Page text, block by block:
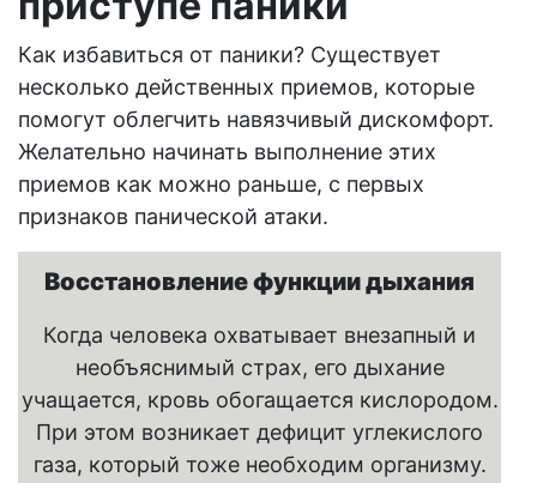
Как избавиться от паники? Существует
несколько действенных приемов, которые
помогут облегчить навязчивый дискомфорт.
Желательно начинать выполнение этих
приемов как можно раньше, с первых
признаков панической атаки.
Восстановление функции дыхания
Когда человека охватывает внезапный и
необъяснимый страх, его дыхание
учащается, кровь обогащается кислородом.
При этом возникает дефицит углекислого
газа, который тоже необходим организму.